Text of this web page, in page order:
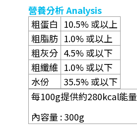
營養分析Analysis
粗蛋白 10.5% 或以上
粗脂肪 1.0% 或以上
粗灰分 4.5% 或以下
粗纖維 1.0% 或以下
水份
35.5% 或以下
每100g提供約280kcal能量
內容量 : 300g